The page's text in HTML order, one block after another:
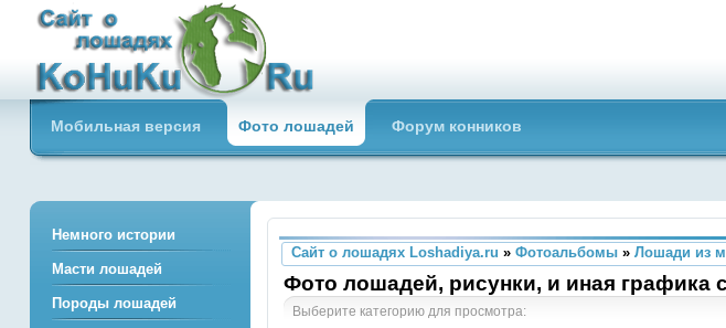
Сайт о лошадях loshadiya.ru
Приветствуем всех любителей
лошадей и конного спорта!
Мобильная версия Фото лошадей Форум конников
Сайт о лошадях Loshadiya.ru » Фотоальбомы» Лошади из
Фото лошадей, рисунки, и иная графика
Выберите категорию для просмотра:
Немного истории
Масти лошадей
Породы лошадей